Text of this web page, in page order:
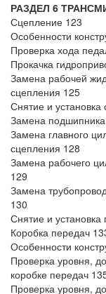
РАЗДЕЛ 6
Сцепление 123
Особенности
Проверка хода
Прокачка
Замена рабочей
сцепления 125
Снятие и
Замена
Замена главного
сцепления 128
Замена рабочего
129
Замена
130
Снятие и
Коробка передач
Особенности
Проверка уровня,
коробке передач
Проверка уровня,